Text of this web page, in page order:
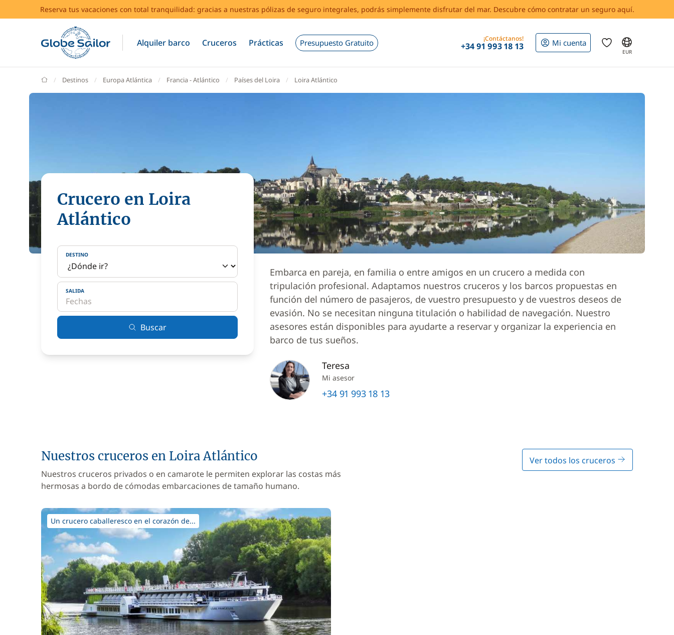
Reserva tus vacaciones con total tranquilidad: gracias a nuestras pólizas de seguro integrales, podrás simplemente disfrutar del mar. Descubre cómo contratar un seguro aquí.
Alquiler barco Cruceros Prácticas Presupuesto Gratuito ¡Contáctanos!
+34 91 993 18 13 Mi cuenta
EUR
GlobeSailor
Destinos Europa Atlántica Francia - Atlántico Países del Loira Loira Atlántico
Crucero en Loira
Atlántico
DESTINO
SALIDA
Buscar
Embarca en pareja, en familia o entre amigos en un crucero a medida con
tripulación profesional. Adaptamos nuestros cruceros y los barcos propuestas en
función del número de pasajeros, de vuestro presupuesto y de vuestros deseos de
evasión. No se necesitan ninguna titulación o habilidad de navegación. Nuestro
asesores están disponibles para ayudarte a reservar y organizar la experiencia en
barco de tus sueños.
Teresa
Mi asesor
+34 91 993 18 13
Nuestros cruceros en Loira Atlántico
Nuestros cruceros privados o en camarote le permiten explorar las costas más
hermosas a bordo de cómodas embarcaciones de tamaño humano.
Ver todos los cruceros
Un crucero caballeresco en el corazón de...